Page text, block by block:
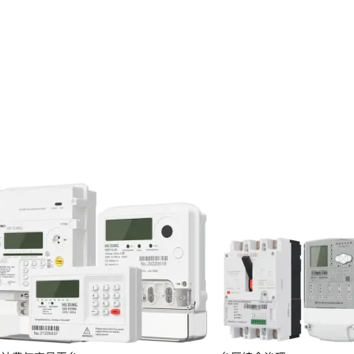
投资者关系
定期报告
临时公告
投资者保护
投资者互动